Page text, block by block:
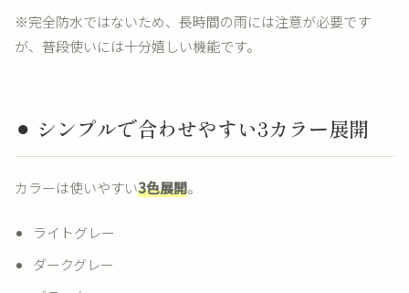
※完全防水ではないため、長時間の雨には注意が必要です
が、普段使いには十分嬉しい機能です。
⚫︎ シンプルで合わせやすい3カラー展開
カラーは使いやすい3色展開。
ライトグレー
ダークグレー